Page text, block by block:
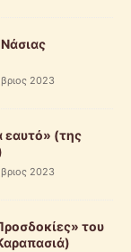
2023
εαυτό» (της
2023
του